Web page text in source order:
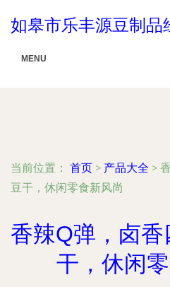
如皋市乐丰源豆制品
MENU
当前位置： 首页 > 产品大全 >
豆干，休闲零食新风尚
香辣Q弹，卤
干，休闲